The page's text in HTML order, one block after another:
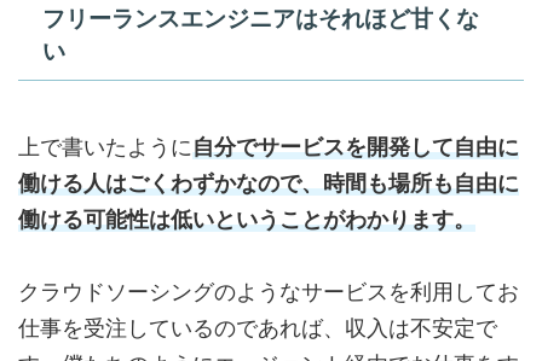
フリーランスエンジニアはそれほど甘くな
い
上で書いたように自分でサービスを開発して自由に
働ける人はごくわずかなので、時間も場所も自由に
働ける可能性は低いということがわかります。
クラウドソーシングのようなサービスを利用してお
仕事を受注しているのであれば、収入は不安定で